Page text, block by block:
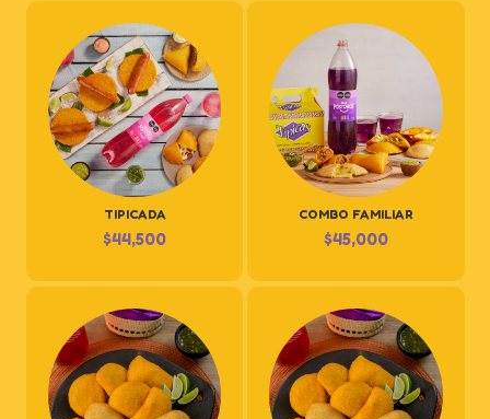
TIPICADA
$44,500
COMBO FAMILIAR
$45,000